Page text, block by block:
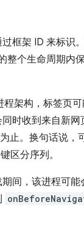
框架 ID 来标识
整个生命周期内
架构，标签页
时收到来自新
止。换句话说，
键区分序列。
间，该进程可